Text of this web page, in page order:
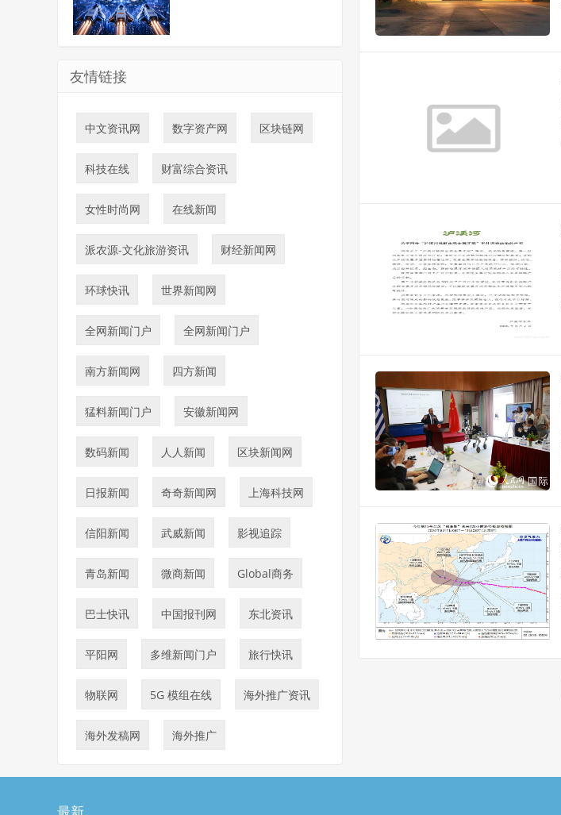
友情链接
中文资讯网 数字资产网 区块链网
科技在线 财富综合资讯
女性时尚网 在线新闻
派农源-文化旅游资讯 财经新闻网
环球快讯 世界新闻网
全网新闻门户 全网新闻门户
南方新闻网 四方新闻
猛料新闻门户 安徽新闻网
数码新闻 人人新闻 区块新闻网
日报新闻 奇奇新闻网 上海科技网
信阳新闻 武威新闻 影视追踪
青岛新闻 微商新闻 Global商务
巴士快讯 中国报刊网 东北资讯
平阳网 多维新闻门户 旅行快讯
物联网 5G 模组在线 海外推广资讯
海外发稿网 海外推广